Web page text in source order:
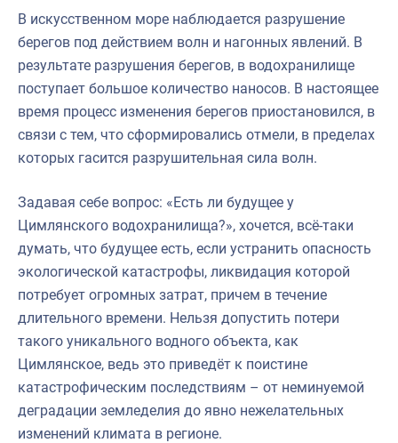
В искусственном море наблюдается разрушение
берегов под действием волн и нагонных явлений. В
результате разрушения берегов, в водохранилище
поступает большое количество наносов. В настоящее
время процесс изменения берегов приостановился, в
связи с тем, что сформировались отмели, в пределах
которых гасится разрушительная сила волн.
Задавая себе вопрос: «Есть ли будущее у
Цимлянского водохранилища?», хочется, всё-таки
думать, что будущее есть, если устранить опасность
экологической катастрофы, ликвидация которой
потребует огромных затрат, причем в течение
длительного времени. Нельзя допустить потери
такого уникального водного объекта, как
Цимлянское, ведь это приведёт к поистине
катастрофическим последствиям – от неминуемой
деградации земледелия до явно нежелательных
изменений климата в регионе.